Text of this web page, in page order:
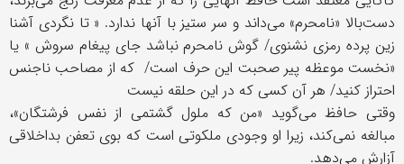
دست‌بالا «نامحرم» می‌داند و سر ستیز با آنها ندارد. « تا نگردی آشنا
زین پرده رمزی نشنوی/ گوش نامحرم نباشد جای پیغام سروش » یا
«نخست موعظه پیر صحبت این حرف است/ که از مصاحب ناجنس
احتراز کنید/ هر آن کسی که در این حلقه نیست
وقتی حافظ می‌گوید «من که ملول گشتمی از نفس فرشتگان»،
مبالغه نمی‌کند، زیرا او وجودی ملکوتی است که بوی تعفن بداخلاقی
آزارش می‌دهد.